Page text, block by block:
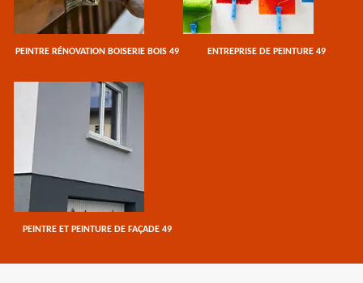
PEINTRE RÉNOVATION BOISERIE BOIS 49 ENTREPRISE DE PEINTURE 49
PEINTRE ET PEINTURE DE FAÇADE 49